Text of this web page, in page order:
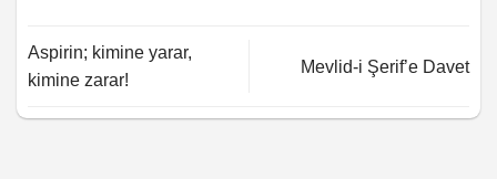
Aspirin; kimine yarar,
kimine zarar!
Mevlid-i Şerif’e Davet